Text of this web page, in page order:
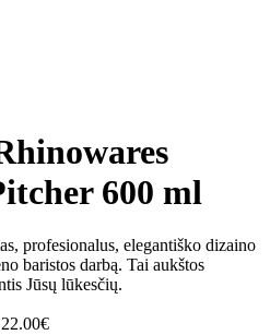
600 ml
profesionalus, elegantiško dizaino
baristos darbą. Tai aukštos
Jūsų lūkesčių.
22.00€